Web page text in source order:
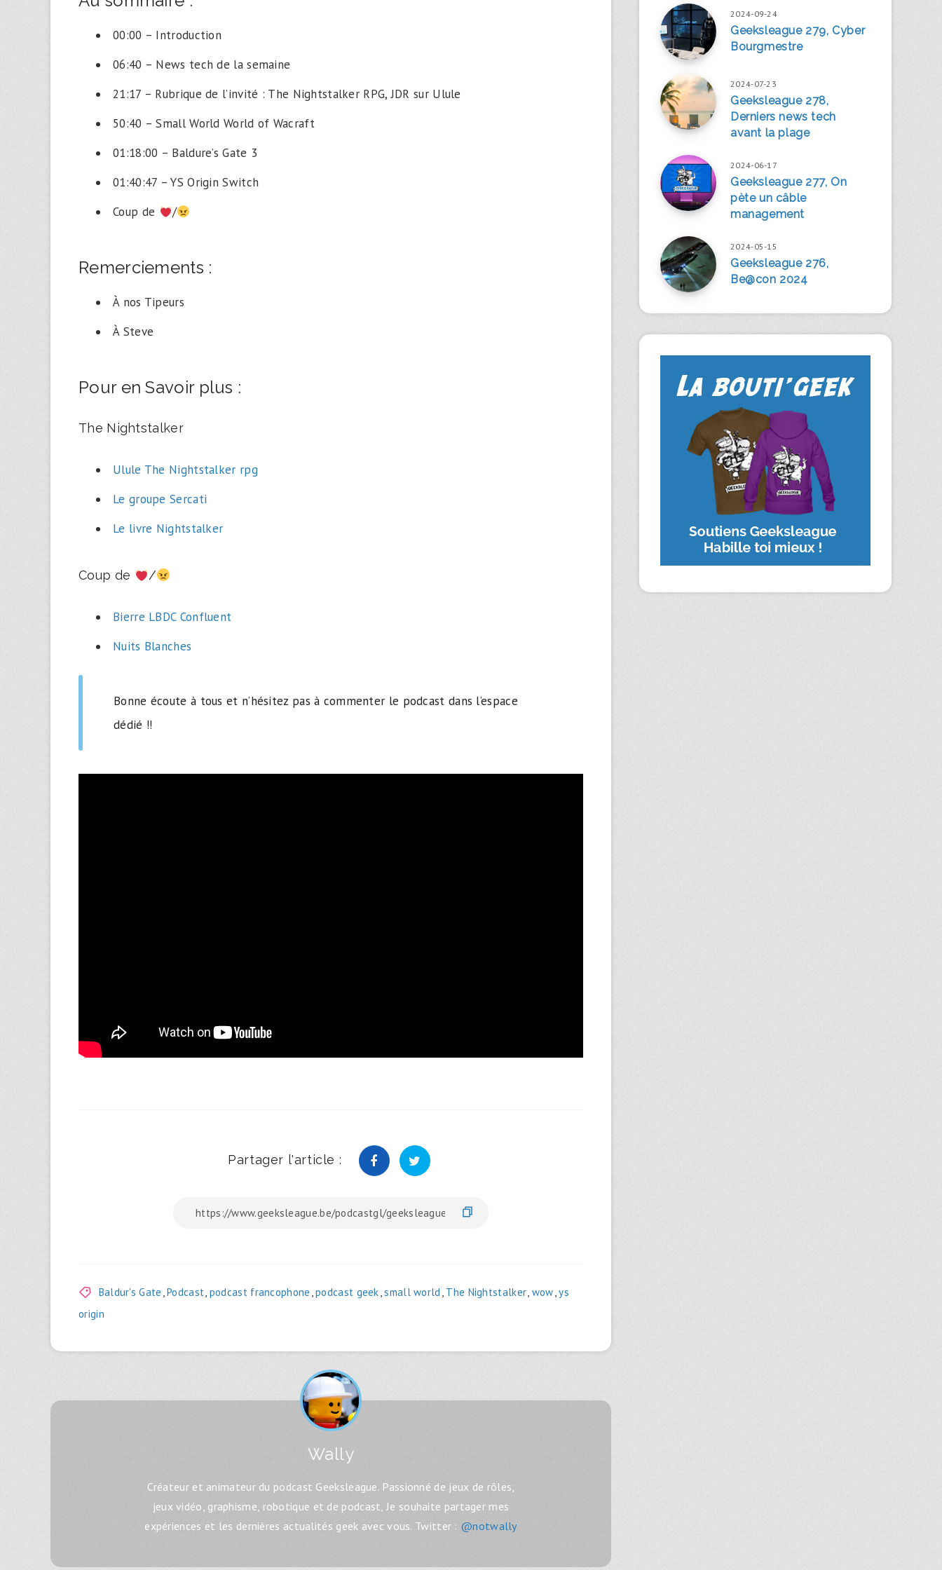
00:00 – Introduction
06:40 – News tech de la semaine
21:17 – Rubrique de l’invité : The Nightstalker RPG, JDR sur Ulule
50:40 – Small World World of Wacraft
01:18:00 – Baldure’s Gate 3
01:40:47 – YS Origin Switch
Coup de
/
Remerciements :
À nos Tipeurs
À Steve
Pour en Savoir plus :
The Nightstalker
Ulule The Nightstalker rpg
Le groupe Sercati
Le livre Nightstalker
Coup de /
Bierre LBDC Confluent
Nuits Blanches
Bonne écoute à tous et n’hésitez pas à commenter le podcast dans l’espace
dédié !!
Partager l'article :
Baldur's Gate ,Podcast, podcast francophone ,podcast geek,small world , The Nightstalker, wow,ys
origin
Wally
Créateur et animateur du podcast Geeksleague. Passionné de jeux de rôles,
jeux vidéo, graphisme, robotique et de podcast, Je souhaite partager mes
expériences et les dernières actualités geek avec vous. Twitter : @notwally
2024-09-24
Geeksleague 279, Cyber
Bourgmestre
2024-07-23
Geeksleague 278,
Derniers news tech
avant la plage
2024-06-17
Geeksleague 277, On
pète un câble
management
2024-05-15
Geeksleague 276,
Be@con 2024